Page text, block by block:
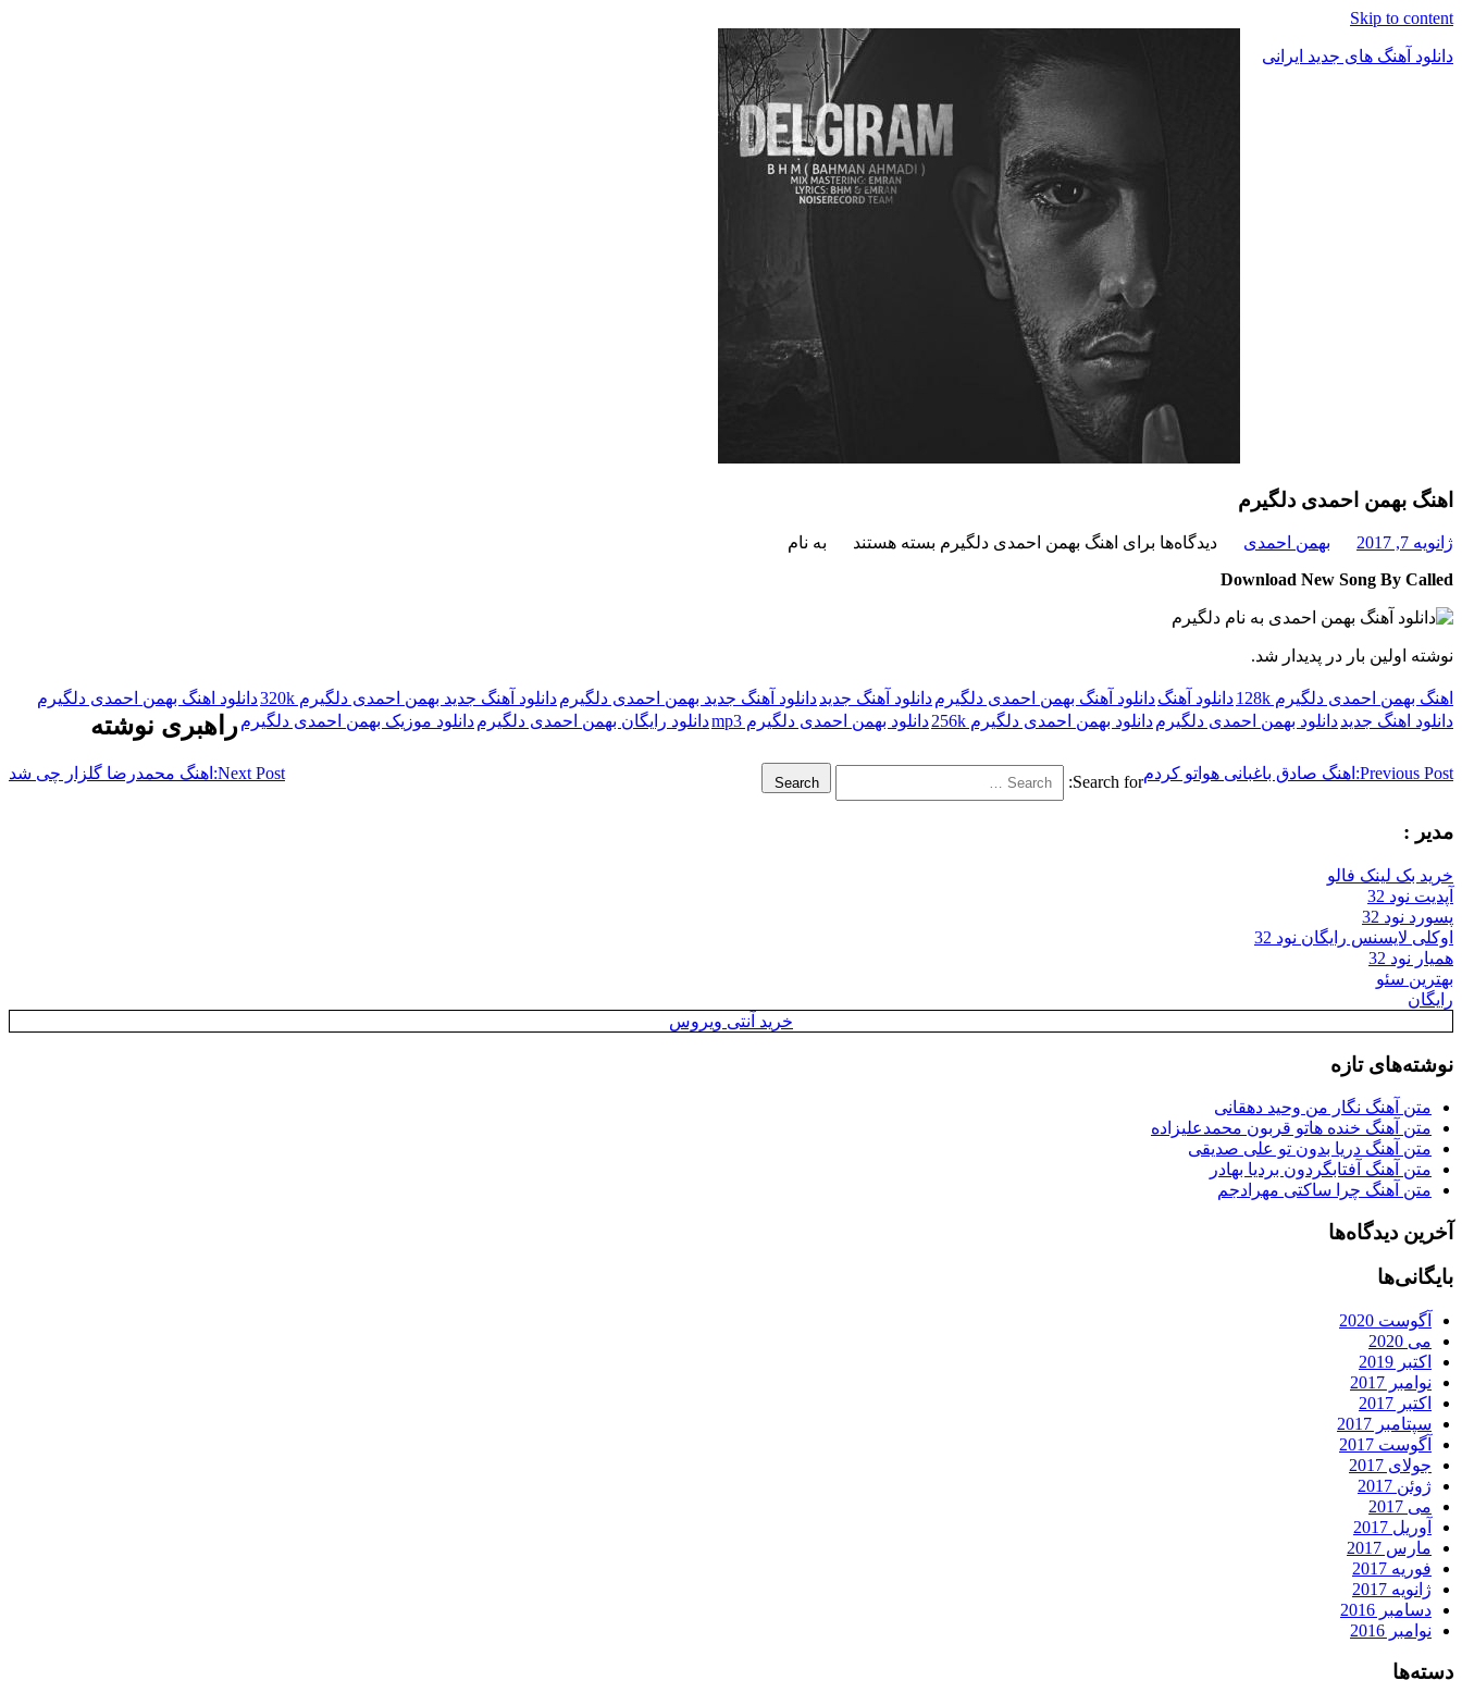
Skip to content
دانلود آهنگ های جدید ایرانی
اهنگ بهمن احمدی دلگیرم
ژانویه 7, 2017 بهمن احمدی دیدگاه‌ها برای اهنگ بهمن احمدی دلگیرم بسته هستند
به نام
Download New Song By Called
نوشته اولین بار در پدیدار شد.
اهنگ بهمن احمدی دلگیرم 128k دانلود آهنگدانلود آهنگ بهمن احمدی دلگیرمدانلود آهنگ جدیددانلود آهنگ جدید بهمن احمدی دلگیرمدانلود آهنگ جدید بهمن احمدی دلگیرم 320k
دانلود اهنگ بهمن احمدی دلگیرم
دانلود اهنگ جدیددانلود بهمن احمدی دلگیرمدانلود بهمن احمدی دلگیرم 256k دانلود بهمن احمدی دلگیرم mp3 دانلود رایگان بهمن احمدی دلگیرمدانلود موزیک بهمن احمدی دلگیرمراهبری نوشته
Previous Post: اهنگ صادق باغبانی هواتو کردم Next Post: اهنگ محمدرضا گلزار چی شد Search for:
Search
مدیر :
خرید بک لینک فالو
آپدیت نود 32
پسورد نود 32
اوکلی لایسنس رایگان نود 32
همیار نود 32
بهترین سئو
رایگان
خرید آنتی ویروس
نوشته‌های تازه
متن آهنگ نگار من وحید دهقانی
متن آهنگ خنده هاتو قربون محمدعلیزاده
متن آهنگ دریا بدون تو علی صدیقی
متن آهنگ آفتابگردون بردیا بهادر
متن آهنگ چرا ساکتی مهرادجم
آخرین دیدگاه‌ها
بایگانی‌ها
آگوست 2020
می 2020
اکتبر 2019
نوامبر 2017
اکتبر 2017
سپتامبر 2017
آگوست 2017
جولای 2017
ژوئن 2017
می 2017
آوریل 2017
مارس 2017
فوریه 2017
ژانویه 2017
دسامبر 2016
نوامبر 2016
دسته‌ها